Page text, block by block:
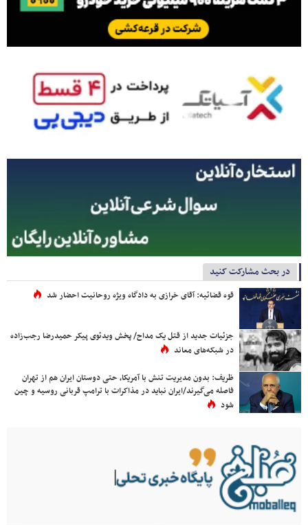
در بحث مشارکت کنید
قوه قضائیه: آقای خرازی به دادگاه ویژه روحانیت احضار شد
جزئیات جدید از قتل یک مداح/ پخش ویدئوی پیکر حمیدرضا رجب‌زاده
در شبکه‌های معاند
ظریف: بدون مدیریت تنش با آمریکا، حتی دوستان ایران هم از تهران
فاصله می‌گیرند/ایران نباید در مذاکرات با ترامپ قربانی روسیه و چین
شود